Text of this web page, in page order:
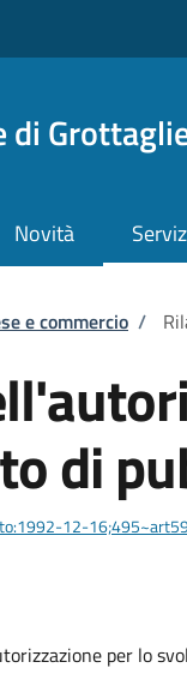
di
Novità
e commercio /
di
12-
per lo